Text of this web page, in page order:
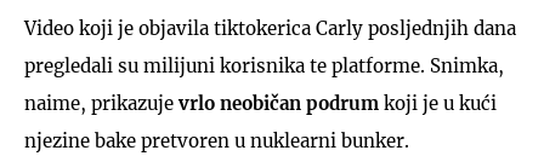
Video koji je objavila tiktokerica Carly posljednjih dana
pregledali su milijuni korisnika te platforme. Snimka,
naime, prikazujevrlo neobičan podrum koji je u kući
njezine bake pretvoren u nuklearni bunker.